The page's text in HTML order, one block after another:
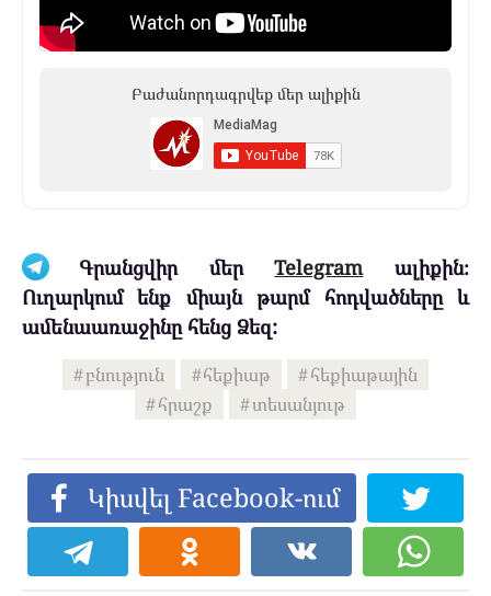
Բաժանորդագրվեք մեր ալիքին
Գրանցվիր մերTelegramալիքին։
Ուղարկում ենք միայն թարմ հոդվածները և
ամենաառաջինը հենց Ձեզ:
բնություն հեքիաթ
հեքիաթային
հրաշք
տեսանյութ
Կիսվել Facebook-ում